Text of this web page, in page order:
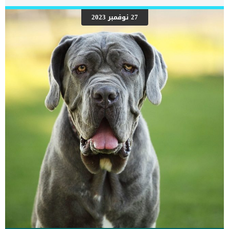
رعاية المسنين أو قد تفكر في القتل الرحيم. يمكننا اختصار هذه العلامات
على شكل مجموعة من المراحل التى يتدرجها الكلب الى ان يصل الى
النهاية. اهم علامات وفاة الكلاب بسبب قصور القلب الاحتقانى كما ذكرنا
ستكون هذه العلامات عبارة عن مراحل متدرجة الى المرحلة الاخيرة وهى
الوفاة. _المرحلة الاولى, تظهر ان الكلب معرض لخطر الإصابة بسرطان
القلب ، ولكن ليس لديه أعراض ولا تغييرات في القلب. _المرحلة
الثانية,يعاني الكلب […]
27 نوفمبر 2023